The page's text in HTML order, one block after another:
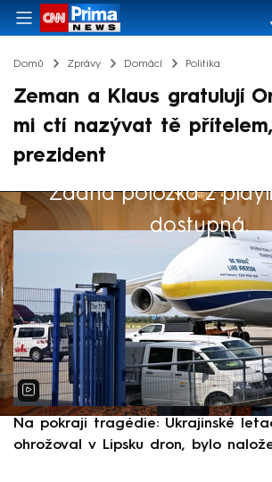
Domů Zprávy Domácí Politika
Zeman a Klaus gratulují
mi ctí nazývat tě
prezident
Žádná položka z
dostupná.
Výběr redakce
Na pokraji tragédie: Ukrajinské
ohrožoval v Lipsku dron, bylo